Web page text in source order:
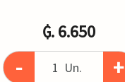
₲. 6.650
- Un. +